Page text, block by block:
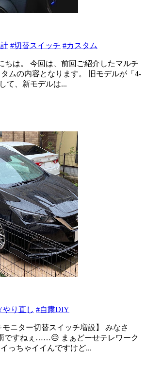
#切替スイッチ #カスタム
ちは。 今回は、前回ご紹介したマルチ
ムの内容となります。 旧モデルが「4-
て、新モデルは...
やり直し #自粛DIY
モニター切替スイッチ増設】 みなさ
ですねぇ……😥 まぁどーせテレワーク
っちゃイイんですけど...